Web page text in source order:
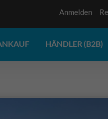
Anmelden
HÄNDLER (B2B)